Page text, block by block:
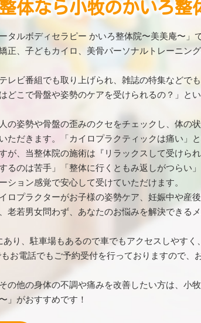
体なら小牧のかいろ整
タルボディセラピー かいろ整体院〜美美庵〜」
正、子どもカイロ、美骨パーソナルトレーニン
レビ番組でも取り上げられ、雑誌の特集などで
どこで骨盤や姿勢のケアを受けられるの？」と
の姿勢や骨盤の歪みのクセをチェックし、体の
ただきます。「カイロプラクティックは痛い」
が、当整体院の施術は『リラックスして受けら
るのは苦手」「整体に行くともみ返しがつらい
ション感覚で安心して受けていただけます。
ロプラクターがお子様の姿勢ケア、妊娠中や産
老若男女問わず、あなたのお悩みを解決できる
り、駐車場もあるので車でもアクセスしやすく
お電話でもご予約受付を行っておりますので、
の他の身体の不調や痛みを改善したい方は、小
」がおすすめです！